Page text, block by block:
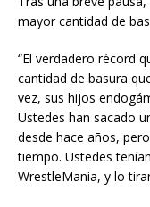
mayor cantidad de
“El verdadero récord
cantidad de basura
vez, sus hijos
Ustedes han sacado
desde hace años,
tiempo. Ustedes
WrestleMania, y lo